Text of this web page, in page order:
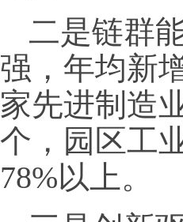
二是链群
强，年均新
家先进制造
个，园区工
78%以上。